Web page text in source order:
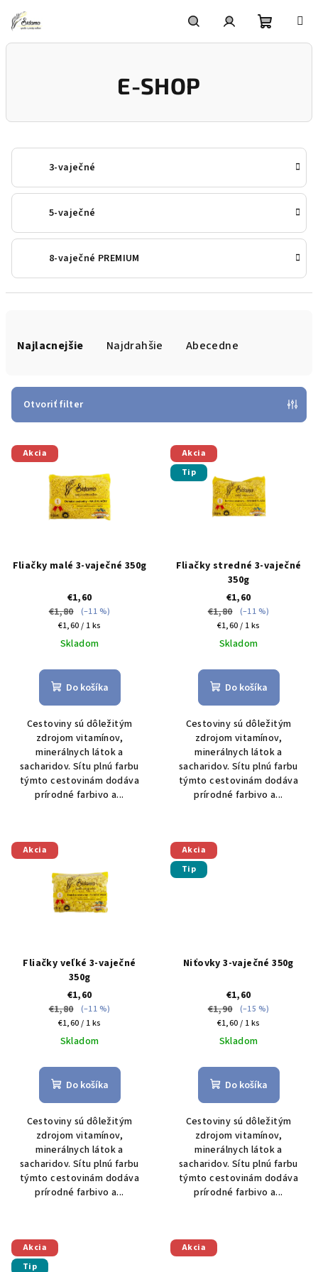
obsah
HľadaťPrihlásenie
E-SHOP
3-vaječné
5-vaječné
8-vaječné PREMIUM
e
e
p
k
Najlacnejšie Najdrahšie Abecedne
Otvoriť filter
V
ý Akcia
Fliačky malé 3-vaječné 350g
€1,60
€1,80
(–11 %)
Jednotková
cena:
€1,60 / 1 ks
Skladom
Do košíka
Cestoviny sú dôležitým
zdrojom vitamínov,
minerálnych látok a
sacharidov. Sítu plnú farbu
týmto cestovinám dodáva
prírodné farbivo a...
Akcia
Tip
Fliačky stredné 3-vaječné
350g
€1,60
€1,80
(–11 %)
Jednotková
cena:
€1,60 / 1 ks
Skladom
Do košíka
Cestoviny sú dôležitým
zdrojom vitamínov,
minerálnych látok a
sacharidov. Sítu plnú farbu
týmto cestovinám dodáva
prírodné farbivo a...
Akcia
Fliačky veľké 3-vaječné
350g
€1,60
€1,80
(–11 %)
Jednotková
cena:
€1,60 / 1 ks
Skladom
Do košíka
Cestoviny sú dôležitým
zdrojom vitamínov,
minerálnych látok a
sacharidov. Sítu plnú farbu
týmto cestovinám dodáva
prírodné farbivo a...
Akcia
Tip
Niťovky 3-vaječné 350g
€1,60
€1,90
(–15 %)
Jednotková
cena:
€1,60 / 1 ks
Skladom
Do košíka
Cestoviny sú dôležitým
zdrojom vitamínov,
minerálnych látok a
sacharidov. Sítu plnú farbu
týmto cestovinám dodáva
prírodné farbivo a...
Akcia
Tip
Akcia